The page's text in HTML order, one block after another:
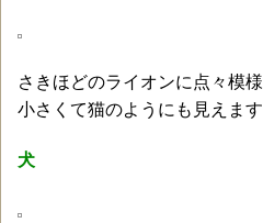
さきほどのライオンに点々模
小さくて猫のようにも見えます
犬